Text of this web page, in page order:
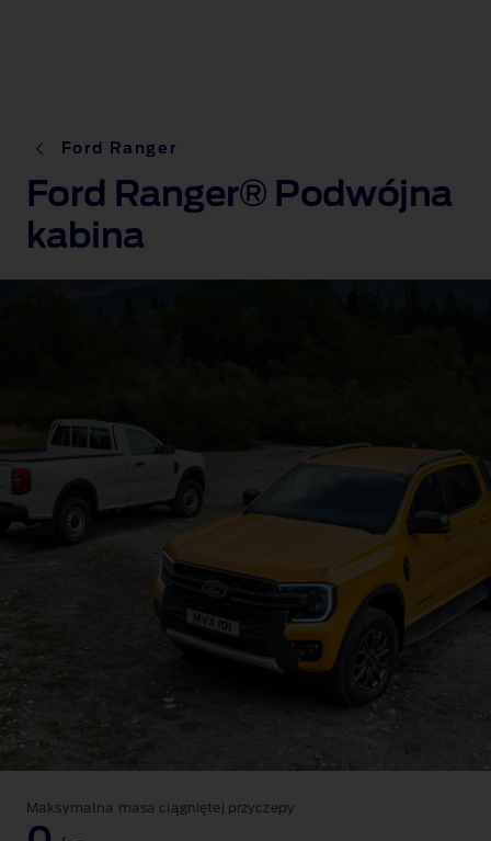
Ford Ranger
Ford Ranger® Podwójna
kabina
Maksymalna masa ciągniętej przyczepy